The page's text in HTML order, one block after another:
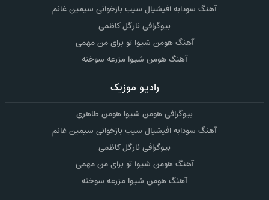
آهنگ سودابه افیشیال سیب بازخوانی سیمین غانم
بیوگرافی نارگل کاظمی
آهنگ هومن شیوا تو برای من مهمی
آهنگ هومن شیوا مزرعه سوخته
رادیو موزیک
بیوگرافی هومن شیوا هومن طاهری
آهنگ سودابه افیشیال سیب بازخوانی سیمین غانم
بیوگرافی نارگل کاظمی
آهنگ هومن شیوا تو برای من مهمی
آهنگ هومن شیوا مزرعه سوخته